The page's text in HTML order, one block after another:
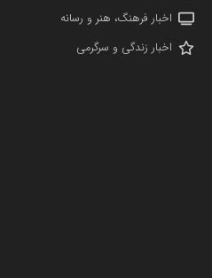
مردمی
در کشور
اخبار فرهنگ، هنر و رسانه
اخبار زندگی و سرگرمی